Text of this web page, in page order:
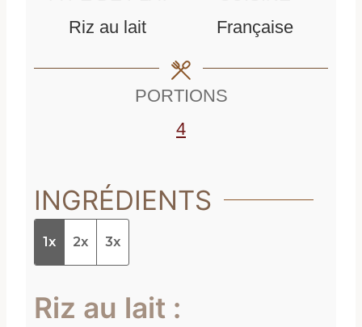
u
s
e
Riz au lait
Française
PORTIONS
4
INGRÉDIENTS
1x 2x 3x
Riz au lait :